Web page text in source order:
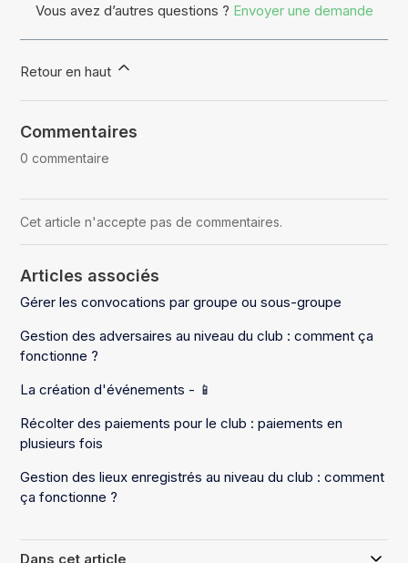
Vous avez d’autres questions ? Envoyer une demande
Retour en haut
Commentaires
0 commentaire
Cet article n'accepte pas de commentaires.
Articles associés
Gérer les convocations par groupe ou sous-groupe
Gestion des adversaires au niveau du club : comment ça
fonctionne ?
La création d'événements - 📱
Récolter des paiements pour le club : paiements en
plusieurs fois
Gestion des lieux enregistrés au niveau du club : comment
ça fonctionne ?
Dans cet article